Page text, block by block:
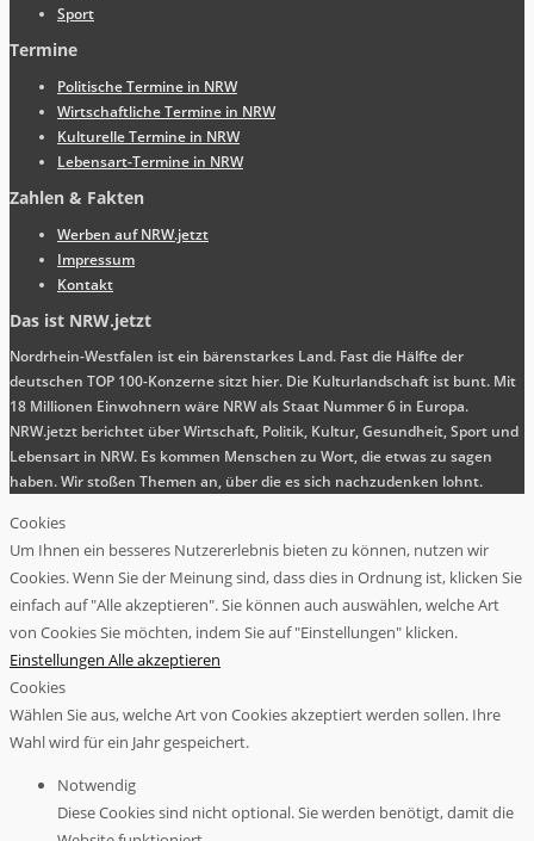
Sport
Termine
Politische Termine in NRW
Wirtschaftliche Termine in NRW
Kulturelle Termine in NRW
Lebensart-Termine in NRW
Zahlen & Fakten
Werben auf NRW.jetzt
Impressum
Kontakt
Das ist NRW.jetzt
Nordrhein-Westfalen ist ein bärenstarkes Land. Fast die Hälfte der
deutschen TOP 100-Konzerne sitzt hier. Die Kulturlandschaft ist bunt. Mit
18 Millionen Einwohnern wäre NRW als Staat Nummer 6 in Europa.
NRW.jetzt berichtet über Wirtschaft, Politik, Kultur, Gesundheit, Sport und
Lebensart in NRW. Es kommen Menschen zu Wort, die etwas zu sagen
haben. Wir stoßen Themen an, über die es sich nachzudenken lohnt.
Cookies
Um Ihnen ein besseres Nutzererlebnis bieten zu können, nutzen wir
Cookies. Wenn Sie der Meinung sind, dass dies in Ordnung ist, klicken Sie
einfach auf "Alle akzeptieren". Sie können auch auswählen, welche Art
von Cookies Sie möchten, indem Sie auf "Einstellungen" klicken.
Einstellungen Alle akzeptieren
Cookies
Wählen Sie aus, welche Art von Cookies akzeptiert werden sollen. Ihre
Wahl wird für ein Jahr gespeichert.
Notwendig
Diese Cookies sind nicht optional. Sie werden benötigt, damit die